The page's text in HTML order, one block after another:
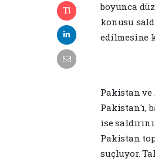
boyunca
konusu
edilmesine
Pakistan ve
Pakistan'ı,
ise
Pakistan
suçluyor.